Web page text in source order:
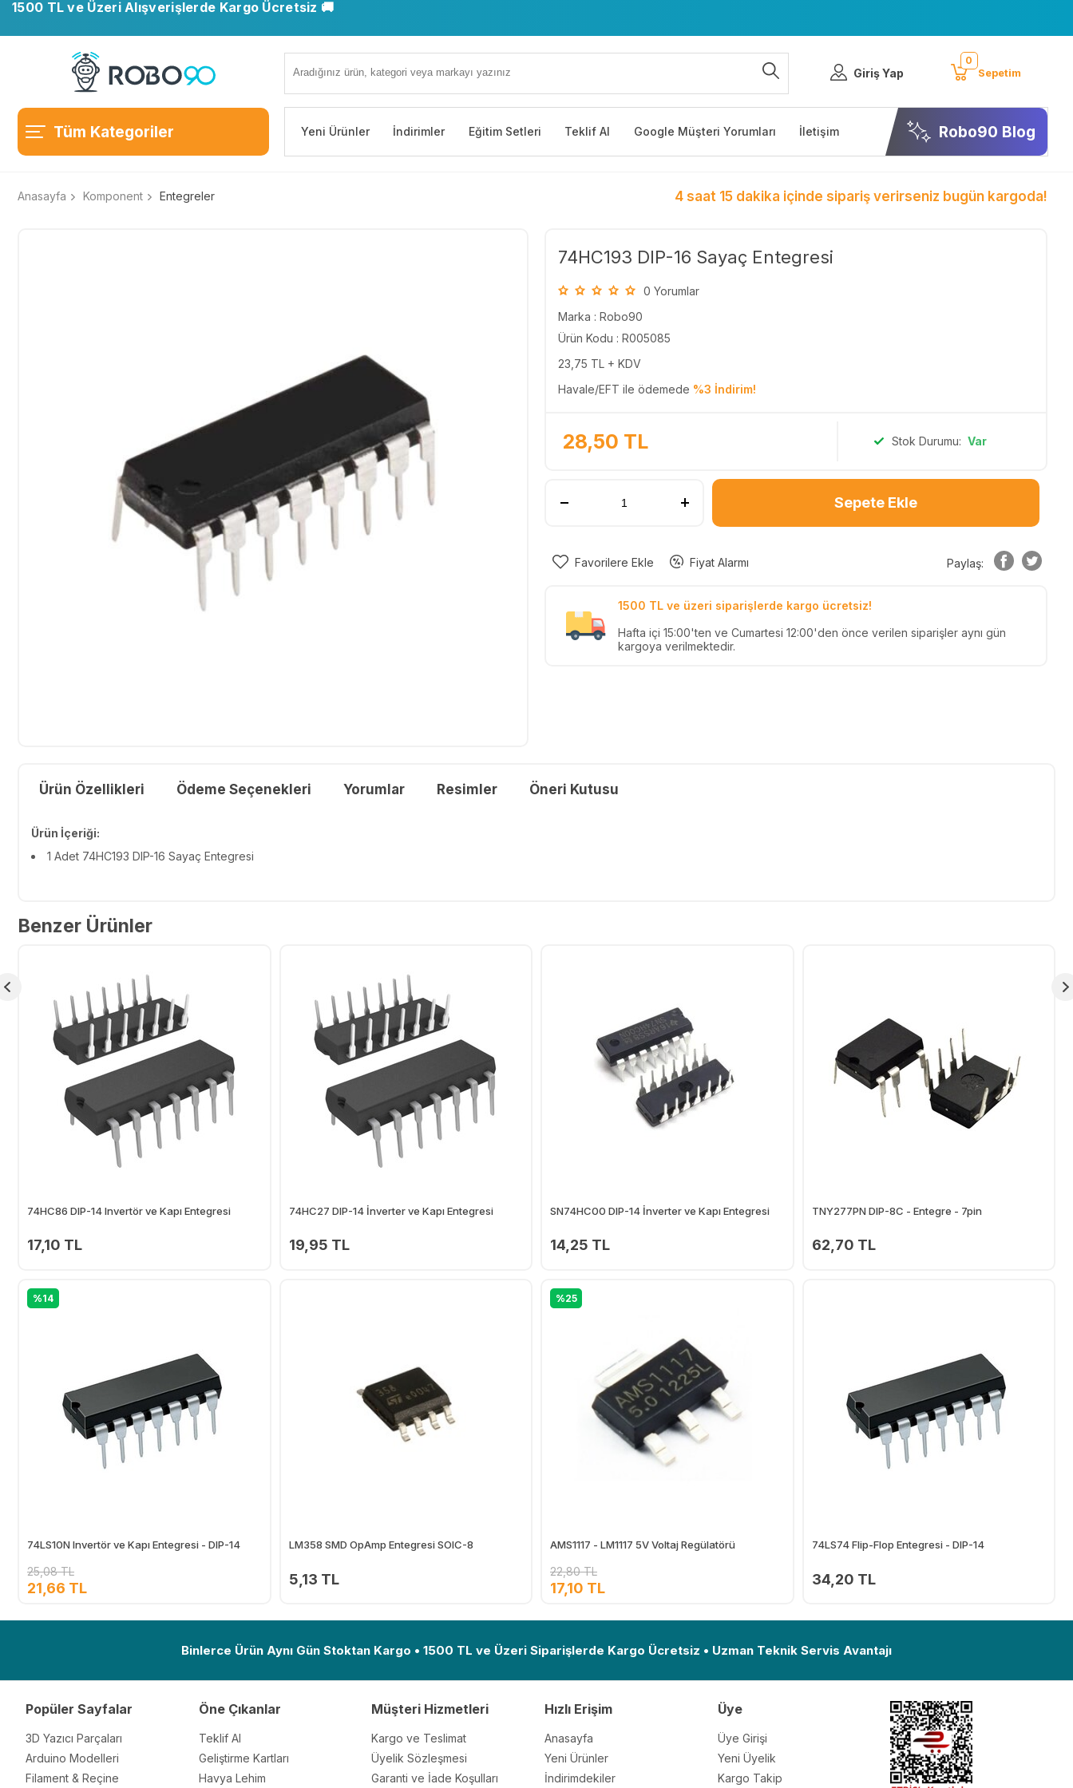
1500 TL ve Üzeri Alışverişlerde Kargo Ücretsiz 🚚
Giriş Yap
0
Sepetim
Tüm Kategoriler Yeni Ürünler İndirimler Eğitim Setleri Teklif Al Google Müşteri Yorumları İletişim Robo90 Blog
Anasayfa Komponent Entegreler 4 saat 15 dakika içinde sipariş verirseniz bugün kargoda!
74HC193 DIP-16 Sayaç Entegresi
0 Yorumlar
Marka : Robo90
Ürün Kodu : R005085
23,75 TL + KDV
Havale/EFT ile ödemede %3 İndirim!
28,50 TL Stok Durumu:Var
Sepete Ekle
Favorilere Ekle Fiyat Alarmı Paylaş:
1500 TL ve üzeri siparişlerde kargo ücretsiz!
Hafta içi 15:00'ten ve Cumartesi 12:00'den önce verilen siparişler aynı gün
kargoya verilmektedir.
Ürün Özellikleri Ödeme Seçenekleri Yorumlar Resimler Öneri Kutusu
Ürün İçeriği:
1 Adet 74HC193 DIP-16 Sayaç Entegresi
Benzer Ürünler
74HC86 DIP-14 Invertör ve Kapı Entegresi
17,10 TL
74HC27 DIP-14 İnverter ve Kapı Entegresi
19,95 TL
SN74HC00 DIP-14 İnverter ve Kapı Entegresi
14,25 TL
TNY277PN DIP-8C - Entegre - 7pin
62,70 TL
%14
74LS10N Invertör ve Kapı Entegresi - DIP-14
25,08 TL
21,66 TL
LM358 SMD OpAmp Entegresi SOIC-8
5,13 TL
%25
AMS1117 - LM1117 5V Voltaj Regülatörü
22,80 TL
17,10 TL
74LS74 Flip-Flop Entegresi - DIP-14
34,20 TL
Binlerce Ürün Aynı Gün Stoktan Kargo • 1500 TL ve Üzeri Siparişlerde Kargo Ücretsiz • Uzman Teknik Servis Avantajı
Popüler Sayfalar
3D Yazıcı Parçaları
Arduino Modelleri
Filament & Reçine
Öne Çıkanlar
Teklif Al
Geliştirme Kartları
Havya Lehim
Müşteri Hizmetleri
Kargo ve Teslimat
Üyelik Sözleşmesi
Garanti ve İade Koşulları
Hızlı Erişim
Anasayfa
Yeni Ürünler
İndirimdekiler
Üye
Üye Girişi
Yeni Üyelik
Kargo Takip